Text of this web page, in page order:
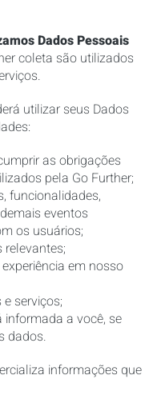
Dados Pessoais
coleta são utilizados
utilizar seus Dados
as obrigações
pela Go Further;
funcionalidades,
eventos
os usuários;
em nosso
serviços;
a você, se
dados.
informações que